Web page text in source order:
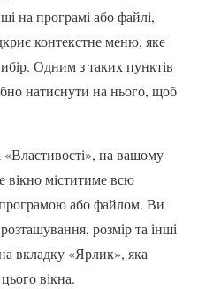
на програмі або файлі,
контекстне меню, яке
Одним з таких пунктів
натиснути на нього, щоб
«Властивості», на вашому
вікно міститиме всю
або файлом. Ви
розмір та інші
вкладку «Ярлик», яка
вікна.